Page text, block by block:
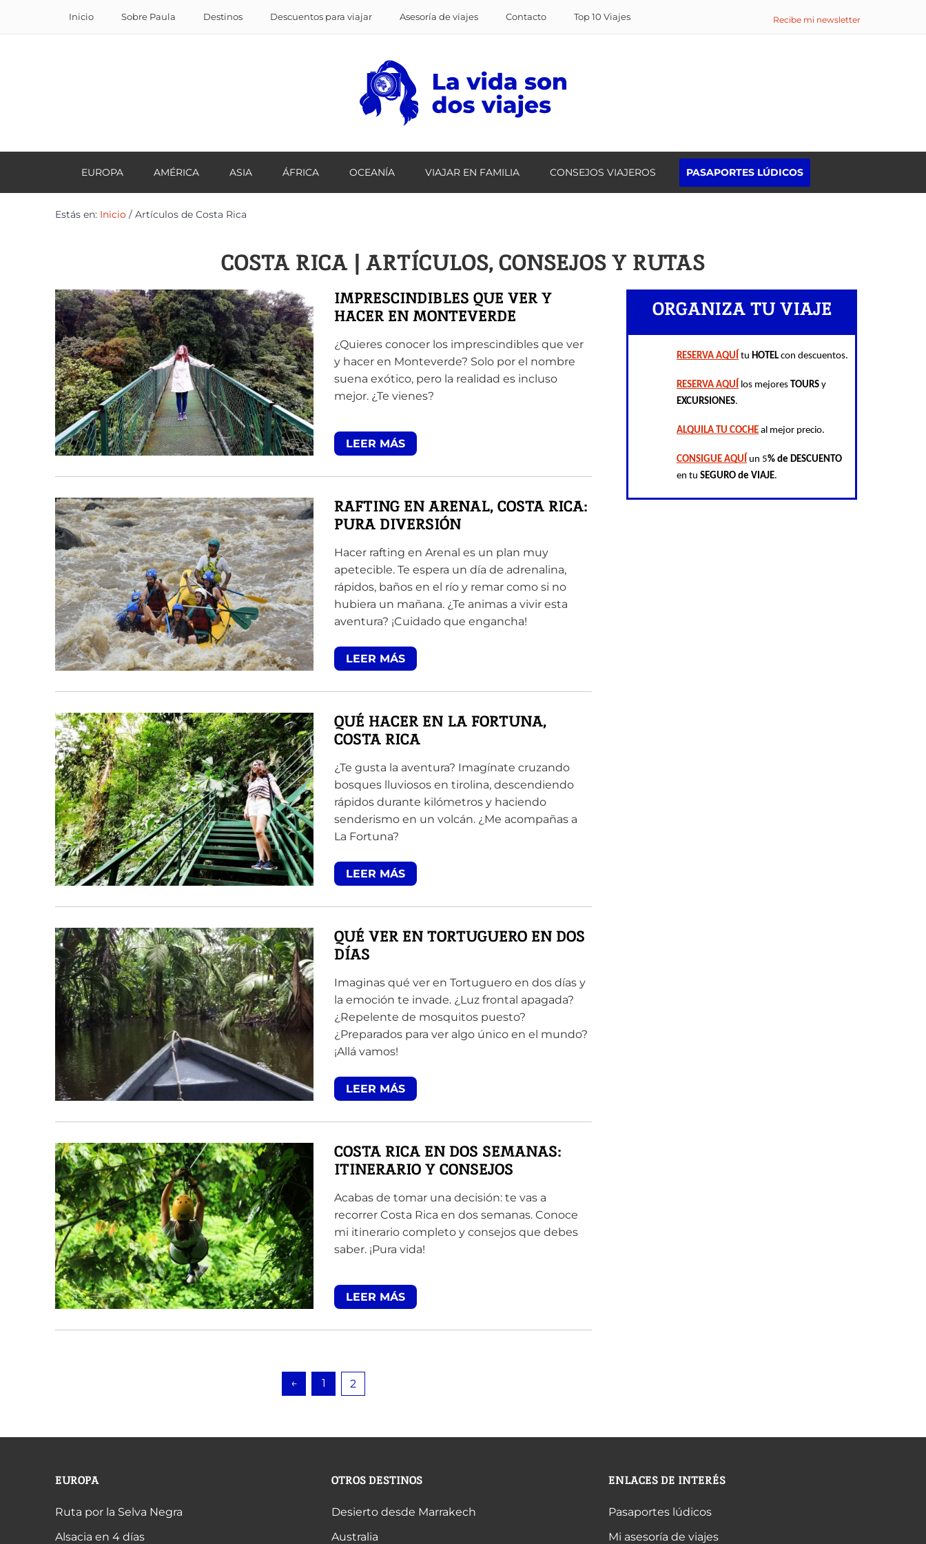
Inicio Sobre Paula Destinos Descuentos para viajar Asesoría de viajes Contacto Top 10 Viajes Recibe mi newsletter
EUROPA AMÉRICA ASIA ÁFRICA OCEANÍA VIAJAR EN FAMILIA CONSEJOS VIAJEROS PASAPORTES LÚDICOS
Estás en: Inicio / Artículos de Costa Rica
COSTA RICA | ARTÍCULOS, CONSEJOS Y RUTAS
IMPRESCINDIBLES QUE VER Y
HACER EN MONTEVERDE
¿Quieres conocer los imprescindibles que ver
y hacer en Monteverde? Solo por el nombre
suena exótico, pero la realidad es incluso
mejor. ¿Te vienes?
LEER MÁS
RAFTING EN ARENAL, COSTA RICA:
PURA DIVERSIÓN
Hacer rafting en Arenal es un plan muy
apetecible. Te espera un día de adrenalina,
rápidos, baños en el río y remar como si no
hubiera un mañana. ¿Te animas a vivir esta
aventura? ¡Cuidado que engancha!
LEER MÁS
QUÉ HACER EN LA FORTUNA,
COSTA RICA
¿Te gusta la aventura? Imagínate cruzando
bosques lluviosos en tirolina, descendiendo
rápidos durante kilómetros y haciendo
senderismo en un volcán. ¿Me acompañas a
La Fortuna?
LEER MÁS
QUÉ VER EN TORTUGUERO EN DOS
DÍAS
Imaginas qué ver en Tortuguero en dos días y
la emoción te invade. ¿Luz frontal apagada?
¿Repelente de mosquitos puesto?
¿Preparados para ver algo único en el mundo?
¡Allá vamos!
LEER MÁS
COSTA RICA EN DOS SEMANAS:
ITINERARIO Y CONSEJOS
Acabas de tomar una decisión: te vas a
recorrer Costa Rica en dos semanas. Conoce
mi itinerario completo y consejos que debes
saber. ¡Pura vida!
LEER MÁS
← 1 2
ORGANIZA TU VIAJE
RESERVA AQUÍ tu HOTEL con descuentos.
RESERVA AQUÍ los mejores TOURS
EXCURSIONES.
ALQUILA TU COCHE al mejor precio.
CONSIGUE AQUÍ un 5% de DESCUENTO
en tu SEGURO de VIAJE.
EUROPA
Ruta por la Selva Negra
Alsacia en 4 días
OTROS DESTINOS
Desierto desde Marrakech
Australia
ENLACES DE INTERÉS
Pasaportes lúdicos
Mi asesoría de viajes